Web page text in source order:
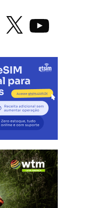
X YouTube